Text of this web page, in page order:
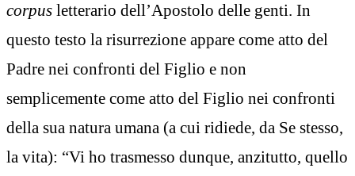
corpus letterario dell’Apostolo delle genti. In
questo testo la risurrezione appare come atto del
Padre nei confronti del Figlio e non
semplicemente come atto del Figlio nei confronti
della sua natura umana (a cui ridiede, da Se stesso,
la vita): “Vi ho trasmesso dunque, anzitutto, quello